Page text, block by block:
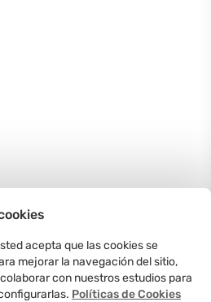
acepta que las cookies se
mejorar la navegación del sitio,
con nuestros estudios para
Políticas de Cookies